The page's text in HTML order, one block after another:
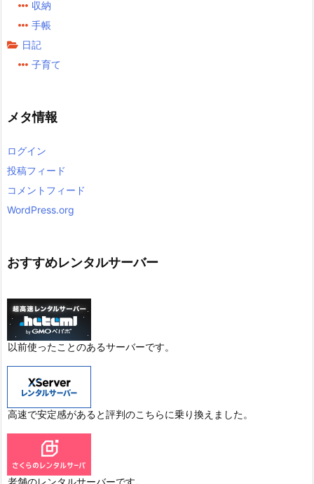
収納
手帳
日記
子育て
メタ情報
ログイン
投稿フィード
コメントフィード
WordPress.org
おすすめレンタルサーバー
以前使ったことのあるサーバーです。
高速で安定感があると評判のこちらに乗り換えました。
老舗のレンタルサーバーです。